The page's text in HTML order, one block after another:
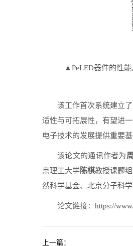
▲PeLED器件的性能
该工作首次系统建立
适性与可拓展性，有望进
电子技术的发展提供重要基
该论文的通讯作者为
京理工大学陈棋教授课题
然科学基金、北京分子科
论文链接：https://
上一篇：